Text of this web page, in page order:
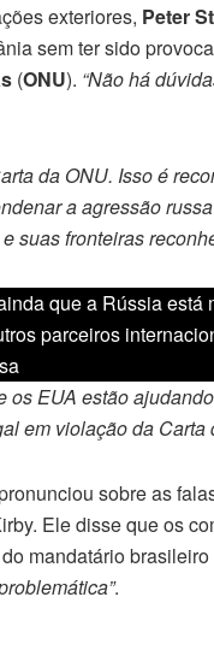
exteriores, Peter
sem ter sido
(ONU). “Não há
da ONU. Isso é
a agressão
suas fronteiras
que a Rússia
parceiros
os EUA estão
em violação da Carta
sobre as
Ele disse que os
mandatário
.